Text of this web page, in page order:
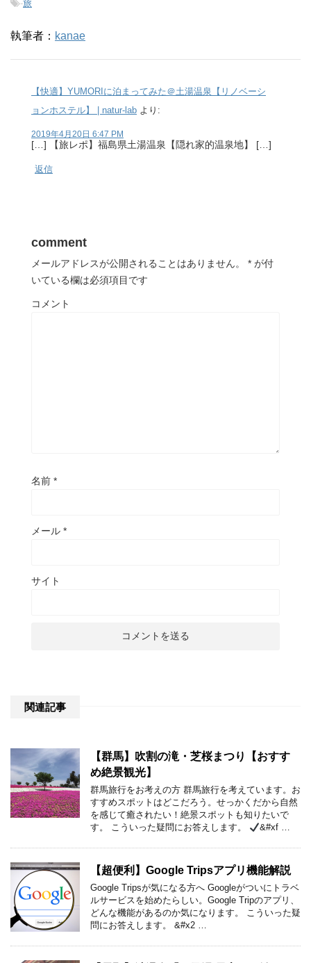
-旅
執筆者： kanae
【快適】YUMORIに泊まってみた＠土湯温泉【リノベーシ
ョンホステル】 | natur-lab より:
2019年4月20日 6:47 PM
[…] 【旅レポ】福島県土湯温泉【隠れ家的温泉地】 […]
返信
comment
メールアドレスが公開されることはありません。 * が付
いている欄は必須項目です
コメント
名前 *
メール *
サイト
関連記事
【群馬】吹割の滝・芝桜まつり【おすす
め絶景観光】
群馬旅行をお考えの方 群馬旅行を考えています。お
すすめスポットはどこだろう。せっかくだから自然
を感じて癒されたい！絶景スポットも知りたいで
す。 こういった疑問にお答えします。
&#xf …
【超便利】Google Tripsアプリ機能解説
Google Tripsが気になる方へ Googleがついにトラベ
ルサービスを始めたらしい。Google Tripのアプリ、
どんな機能があるのか気になります。 こういった疑
問にお答えします。 &#x2 …